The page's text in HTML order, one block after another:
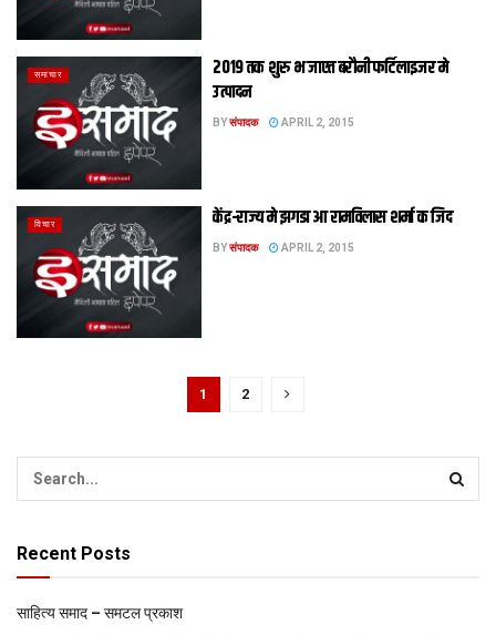
समाचार
2019 तक शुरु भ जाएत बरौनी फर्टिलाइजर मे
उत्पादन
BYसंपादक APRIL 2, 2015
विचार केंद्र-राज्य मे झगडा आ रामविलास शर्मा क जिद
BYसंपादक APRIL 2, 2015
1 2
Recent Posts
साहित्य समाद – समटल प्रकाश